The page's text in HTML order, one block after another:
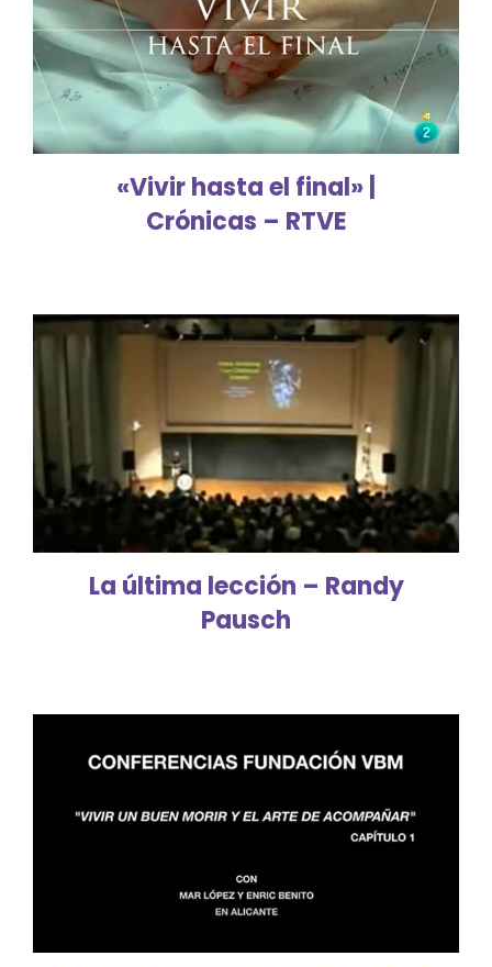
«Vivir hasta el final» |
Crónicas – RTVE
La última lección – Randy
Pausch